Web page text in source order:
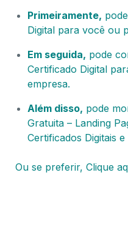
Primeiramente,
Digital para você ou
Em seguida, pode
Certificado Digital
empresa.
Além disso, pode
Gratuita – Landing
Certificados Digitais
Ou se preferir, Clique